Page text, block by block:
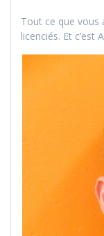
Tout ce que vous
licenciés. Et c’est